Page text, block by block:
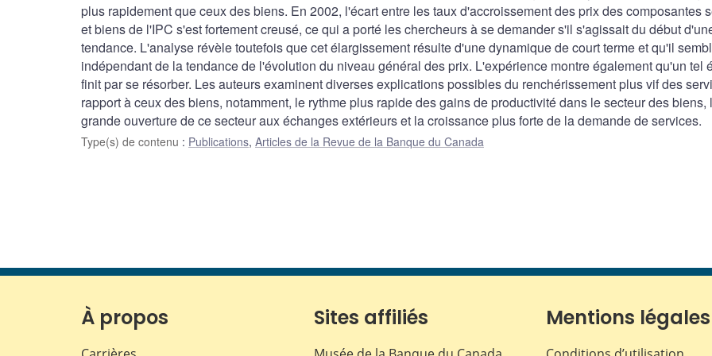
plus rapidement que ceux des biens. En 2002, l'écart entre les taux d'accroissement des prix des composantes
et biens de l'IPC s'est fortement creusé, ce qui a porté les chercheurs à se demander s'il s'agissait du début
tendance. L'analyse révèle toutefois que cet élargissement résulte d'une dynamique de court terme et qu'il
indépendant de la tendance de l'évolution du niveau général des prix. L'expérience montre également qu'un tel
finit par se résorber. Les auteurs examinent diverses explications possibles du renchérissement plus vif des
rapport à ceux des biens, notamment, le rythme plus rapide des gains de productivité dans le secteur des biens,
grande ouverture de ce secteur aux échanges extérieurs et la croissance plus forte de la demande de services.
Type(s) de contenu : Publications, Articles de la Revue de la Banque du Canada
À propos Sites affiliés Mentions légales